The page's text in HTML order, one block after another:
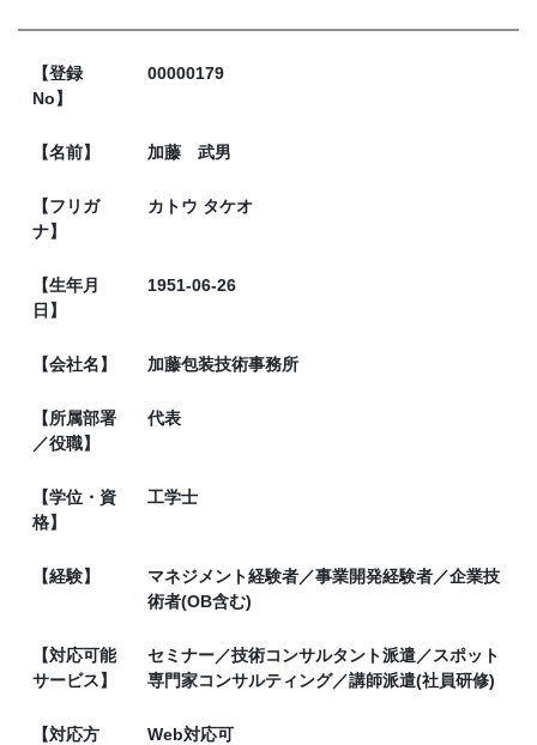
【登録
No】
00000179
【名前】 加藤 武男
【フリガ
ナ】
カトウ タケオ
【生年月
日】
1951-06-26
【会社名】 加藤包装技術事務所
【所属部署
／役職】
代表
【学位・資
格】
工学士
【経験】
マネジメント経験者／事業開発経験者／企業技
術者(OB含む)
【対応可能
サービス】
セミナー／技術コンサルタント派遣／スポット
専門家コンサルティング／講師派遣(社員研修)
【対応方
Web対応可